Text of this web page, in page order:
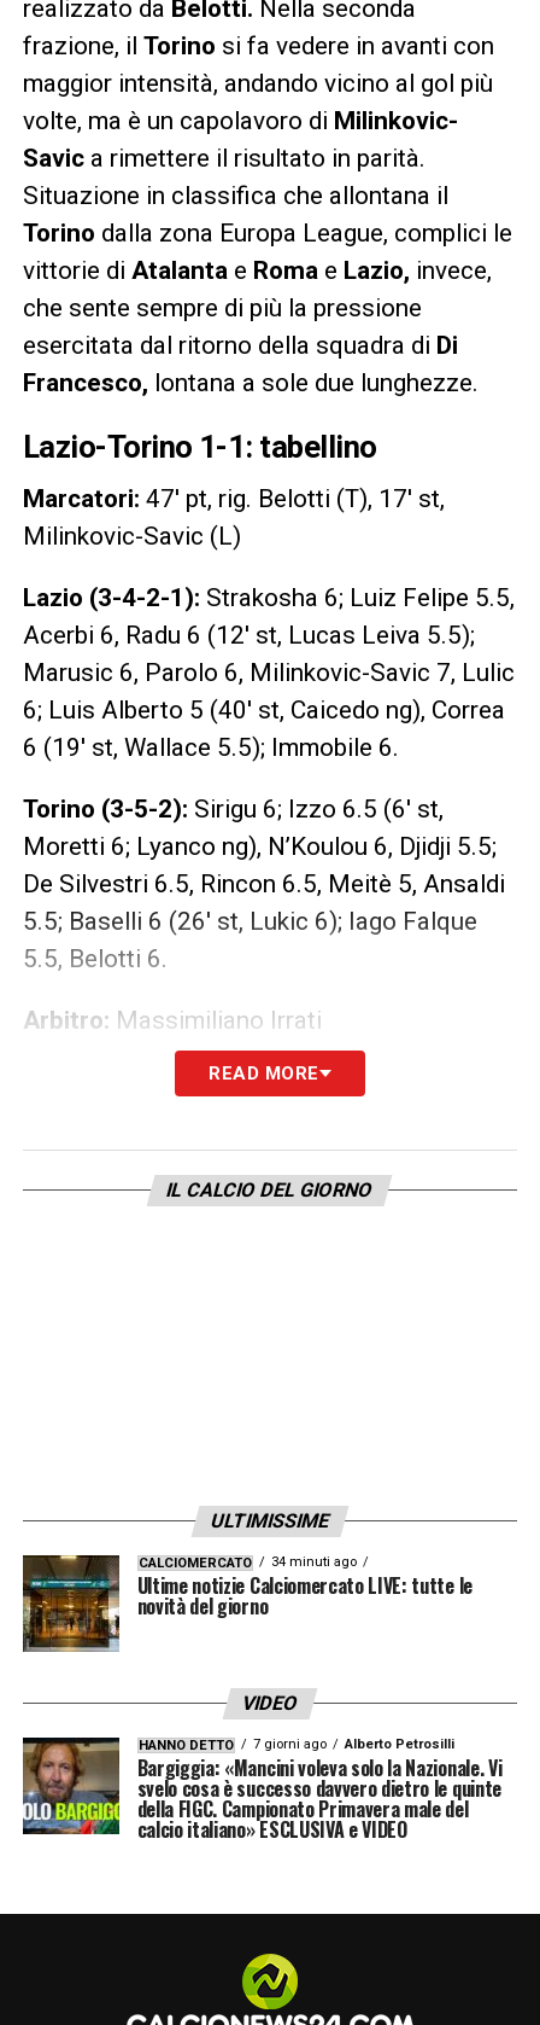
realizzato da Belotti. Nella seconda
frazione, il Torino si fa vedere in avanti con
maggior intensità, andando vicino al gol più
volte, ma è un capolavoro di Milinkovic-
Savica rimettere il risultato in parità.
Situazione in classifica che allontana il
Torino dalla zona Europa League, complici le
vittorie di Atalantae Romae Lazio, invece,
che sente sempre di più la pressione
esercitata dal ritorno della squadra di Di
Francesco, lontana a sole due lunghezze.
Lazio-Torino 1-1: tabellino
Marcatori: 47′ pt, rig. Belotti (T), 17′ st,
Milinkovic-Savic (L)
Lazio (3-4-2-1): Strakosha 6; Luiz Felipe 5.5,
Acerbi 6, Radu 6 (12′ st, Lucas Leiva 5.5);
Marusic 6, Parolo 6, Milinkovic-Savic 7, Lulic
6; Luis Alberto 5 (40′ st, Caicedo ng), Correa
6 (19′ st, Wallace 5.5); Immobile 6.
Torino (3-5-2): Sirigu 6; Izzo 6.5 (6′ st,
Moretti 6; Lyanco ng), N’Koulou 6, Djidji 5.5;
De Silvestri 6.5, Rincon 6.5, Meitè 5, Ansaldi
5.5; Baselli 6 (26′ st, Lukic 6); Iago Falque
5.5, Belotti 6.
Arbitro: Massimiliano Irrati
Note: Ammonizioni:Djidji (T), Correa (L),
Lukic (T), Lucas Leiva (L), Rincon (T)
capolavoro determinante per il risultato e
falli conquistati a ripetizione, sembra essere
tornato quello determinante di un tempo,
anche se naturalmente serve ancora la
PEGGIORE IN CAMPO – LAZIO:
Luis Alberto 5:troppo lezioso in tante
situazioni, fa vedere, a sprazzi, lampi di
sostituito forse un po’ troppo tardi da Inzaghi
READ MORE
IL CALCIO DEL GIORNO
ULTIMISSIME
CALCIOMERCATO 34 minuti ago
Ultime notizie Calciomercato LIVE: tutte le
novità del giorno
VIDEO
HANNO DETTO 7 giorni ago Alberto Petrosilli
Bargiggia: «Mancini voleva solo la Nazionale. Vi
svelo cosa è successo davvero dietro le quinte
della FIGC. Campionato Primavera male del
calcio italiano» ESCLUSIVA e VIDEO